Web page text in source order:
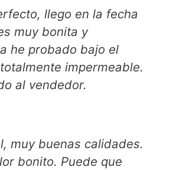
llego en la fecha
muy bonita y
he probado bajo el
impermeable.
al vendedor.
muy buenas calidades.
bonito. Puede que